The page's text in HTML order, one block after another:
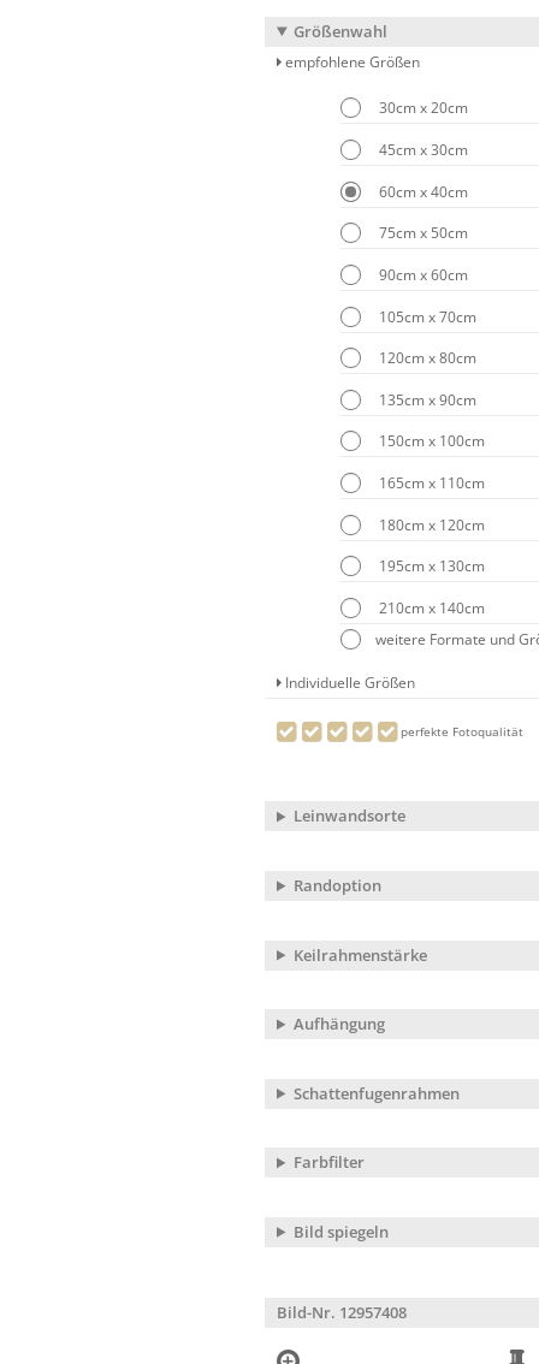
Größenwahl
empfohlene Größen
30cm x 20cm
45cm x 30cm
60cm x 40cm
75cm x 50cm
90cm x 60cm
105cm x 70cm
120cm x 80cm
135cm x 90cm
150cm x 100cm
165cm x 110cm
180cm x 120cm
195cm x 130cm
210cm x 140cm
weitere Formate und
Individuelle Größen
perfekte Fotoqualität
Leinwandsorte
Randoption
Keilrahmenstärke
Aufhängung
Schattenfugenrahmen
Farbfilter
Bild spiegeln
Bild-Nr. 12957408